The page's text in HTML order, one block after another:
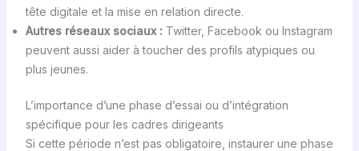
tête digitale et la mise en relation directe.
Autres réseaux sociaux : Twitter, Facebook ou Instagram
peuvent aussi aider à toucher des profils atypiques ou
plus jeunes.
L’importance d’une phase d’essai ou d’intégration
spécifique pour les cadres dirigeants
Si cette période n’est pas obligatoire, instaurer une phase